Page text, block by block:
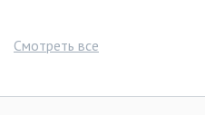
Смотреть все